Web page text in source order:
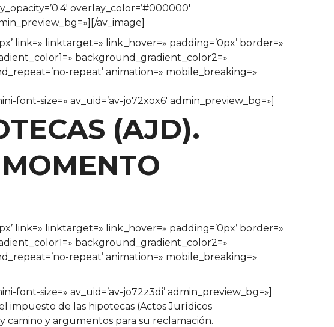
overlay_color=’#000000′
av_image]
link=» linktarget=» link_hover=» padding=’0px’ border=»
background_gradient_color2=»
repeat’ animation=» mobile_breaking=»
font-size=» av_uid=’av-jo72xox6′ admin_preview_bg=»]
(AJD).
link=» linktarget=» link_hover=» padding=’0px’ border=»
background_gradient_color2=»
repeat’ animation=» mobile_breaking=»
font-size=» av_uid=’av-jo72z3di’ admin_preview_bg=»]
impuesto de las hipotecas (Actos Jurídicos
camino y argumentos para su reclamación.